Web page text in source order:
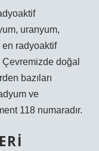
uranyum,
radyoaktif
doğal
bazıları
ve
118 numaradır.